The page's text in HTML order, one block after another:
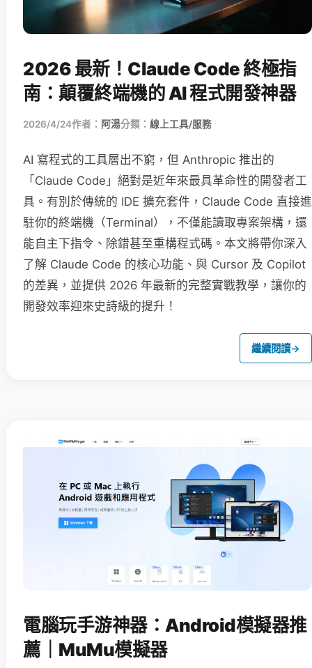
2026 最新！Claude Code 終極指
南：顛覆終端機的 AI 程式開發神器
2026/4/24作者： 阿湯分類： 線上工具/服務
AI 寫程式的工具層出不窮，但 Anthropic 推出的
「Claude Code」絕對是近年來最具革命性的開發者工
具。有別於傳統的 IDE 擴充套件，Claude Code 直接進
駐你的終端機（Terminal），不僅能讀取專案架構，還
能自主下指令、除錯甚至重構程式碼。本文將帶你深入
了解 Claude Code 的核心功能、與 Cursor 及 Copilot
的差異，並提供 2026 年最新的完整實戰教學，讓你的
開發效率迎來史詩級的提升！
繼續閱讀→
電腦玩手游神器：Android模擬器推
薦｜MuMu模擬器